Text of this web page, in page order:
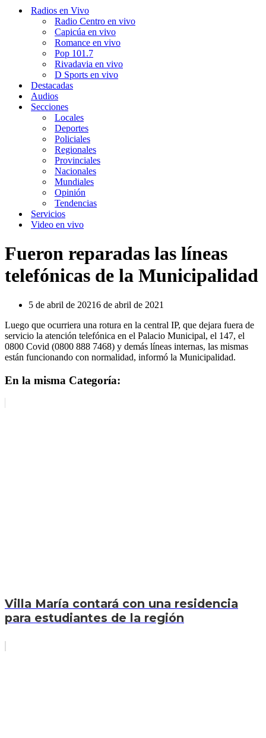
Radios en Vivo
Radio Centro en vivo
Capicúa en vivo
Romance en vivo
Pop 101.7
Rivadavia en vivo
D Sports en vivo
Destacadas
Audios
Secciones
Locales
Deportes
Policiales
Regionales
Provinciales
Nacionales
Mundiales
Opinión
Tendencias
Servicios
Video en vivo
Fueron reparadas las líneas
telefónicas de la Municipalidad
5 de abril de 20216 de abril de 2021
Luego que ocurriera una rotura en la central IP, que dejara fuera de
servicio la atención telefónica en el Palacio Municipal, el 147, el
0800 Covid (0800 888 7468) y demás líneas internas, las mismas
están funcionando con normalidad, informó la Municipalidad.
En la misma Categoría:
Villa María contará con una residencia
para estudiantes de la región